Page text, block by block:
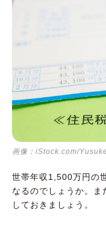
画像：iStock.com/
世帯年収1,500万円の
なるのでしょうか。ま
しておきましょう。